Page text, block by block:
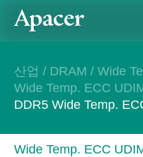
산업 / DRAM / Wide
Wide Temp. ECC
DDR5 Wide Temp.
Wide Temp. ECC